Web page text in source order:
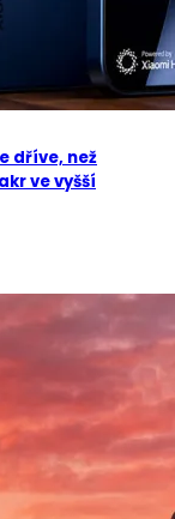
dříve, než
ve vyšší